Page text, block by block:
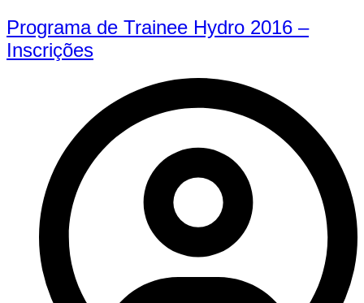
Programa de Trainee Hydro 2016 –
Inscrições